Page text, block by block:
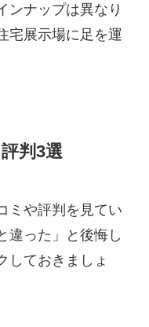
ンナップは異なり
宅展示場に足を運
判3選
ミや評判を見てい
違った」と後悔し
しておきましょ